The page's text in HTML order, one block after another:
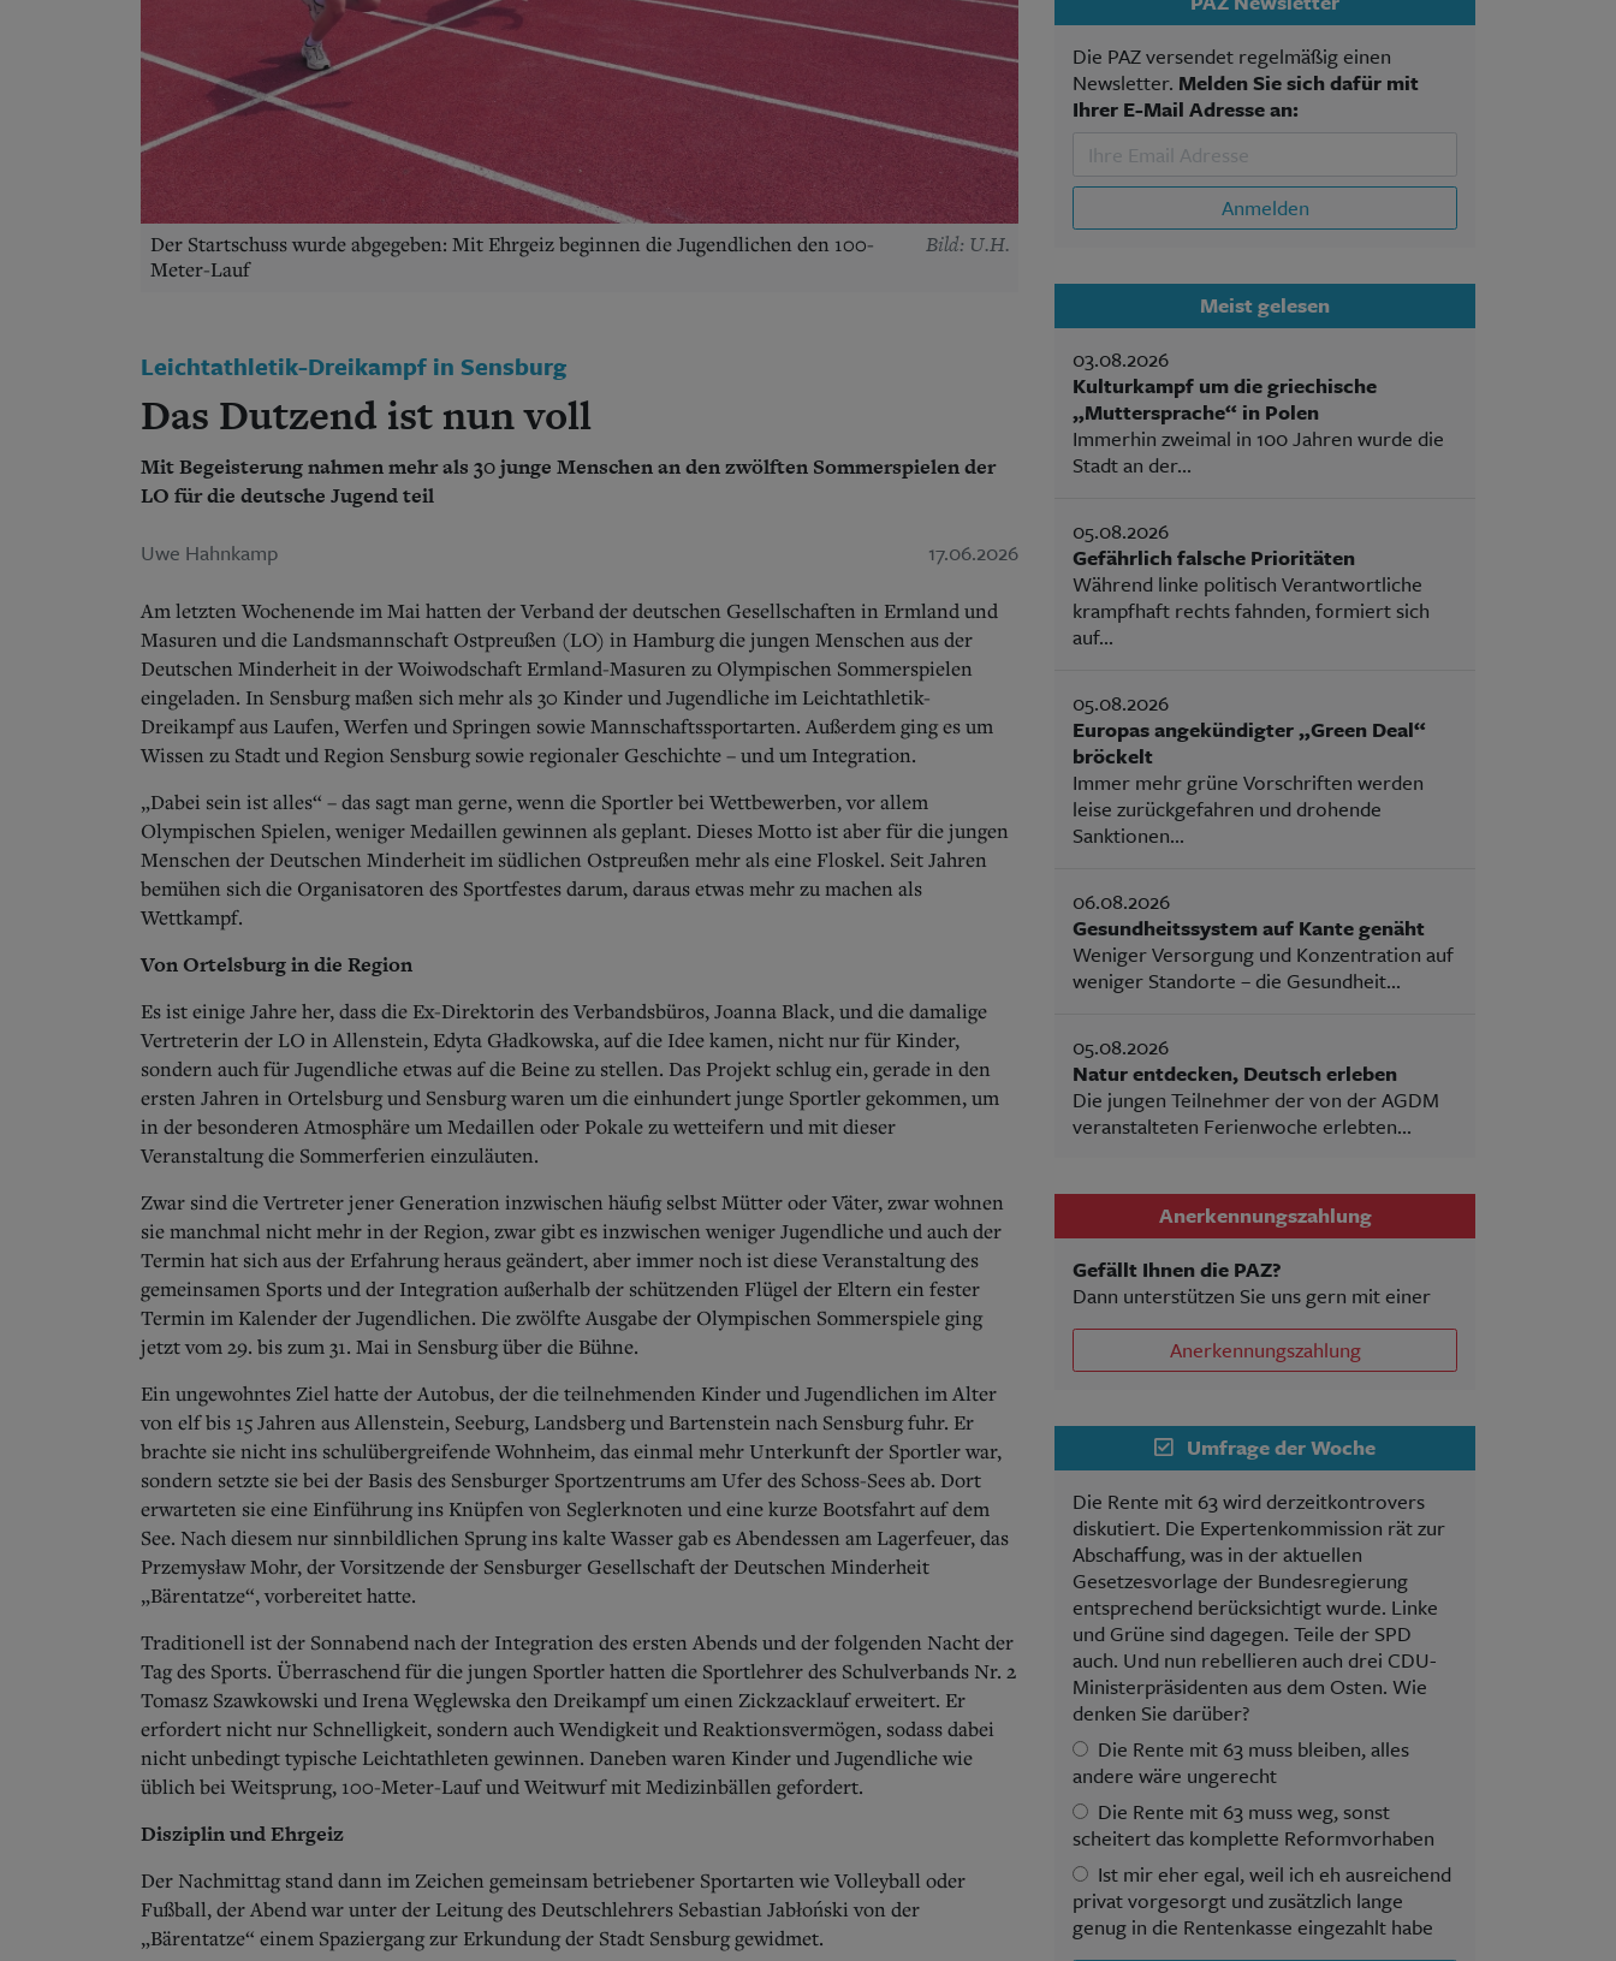
Bild: U.H.
Der Startschuss wurde abgegeben: Mit Ehrgeiz beginnen die Jugendlichen den 100-
Meter-Lauf
Leichtathletik-Dreikampf in Sensburg
Das Dutzend ist nun voll
Mit Begeisterung nahmen mehr als 30 junge Menschen an den zwölften Sommerspielen der
LO für die deutsche Jugend teil
Uwe Hahnkamp 17.06.2026
Am letzten Wochenende im Mai hatten der Verband der deutschen Gesellschaften in Ermland und
Masuren und die Landsmannschaft Ostpreußen (LO) in Hamburg die jungen Menschen aus der
Deutschen Minderheit in der Woiwodschaft Ermland-Masuren zu Olympischen Sommerspielen
eingeladen. In Sensburg maßen sich mehr als 30 Kinder und Jugendliche im Leichtathletik-
Dreikampf aus Laufen, Werfen und Springen sowie Mannschaftssportarten. Außerdem ging es um
Wissen zu Stadt und Region Sensburg sowie regionaler Geschichte – und um Integration.
„Dabei sein ist alles“ – das sagt man gerne, wenn die Sportler bei Wettbewerben, vor allem
Olympischen Spielen, weniger Medaillen gewinnen als geplant. Dieses Motto ist aber für die jungen
Menschen der Deutschen Minderheit im südlichen Ostpreußen mehr als eine Floskel. Seit Jahren
bemühen sich die Organisatoren des Sportfestes darum, daraus etwas mehr zu machen als
Wettkampf.
Von Ortelsburg in die Region
Es ist einige Jahre her, dass die Ex-Direktorin des Verbandsbüros, Joanna Black, und die damalige
Vertreterin der LO in Allenstein, Edyta Gładkowska, auf die Idee kamen, nicht nur für Kinder,
sondern auch für Jugendliche etwas auf die Beine zu stellen. Das Projekt schlug ein, gerade in den
ersten Jahren in Ortelsburg und Sensburg waren um die einhundert junge Sportler gekommen, um
in der besonderen Atmosphäre um Medaillen oder Pokale zu wetteifern und mit dieser
Veranstaltung die Sommerferien einzuläuten.
Zwar sind die Vertreter jener Generation inzwischen häufig selbst Mütter oder Väter, zwar wohnen
sie manchmal nicht mehr in der Region, zwar gibt es inzwischen weniger Jugendliche und auch der
Termin hat sich aus der Erfahrung heraus geändert, aber immer noch ist diese Veranstaltung des
gemeinsamen Sports und der Integration außerhalb der schützenden Flügel der Eltern ein fester
Termin im Kalender der Jugendlichen. Die zwölfte Ausgabe der Olympischen Sommerspiele ging
jetzt vom 29. bis zum 31. Mai in Sensburg über die Bühne.
Ein ungewohntes Ziel hatte der Autobus, der die teilnehmenden Kinder und Jugendlichen im Alter
von elf bis 15 Jahren aus Allenstein, Seeburg, Landsberg und Bartenstein nach Sensburg fuhr. Er
brachte sie nicht ins schulübergreifende Wohnheim, das einmal mehr Unterkunft der Sportler war,
sondern setzte sie bei der Basis des Sensburger Sportzentrums am Ufer des Schoss-Sees ab. Dort
erwarteten sie eine Einführung ins Knüpfen von Seglerknoten und eine kurze Bootsfahrt auf dem
See. Nach diesem nur sinnbildlichen Sprung ins kalte Wasser gab es Abendessen am Lagerfeuer, das
Przemysław Mohr, der Vorsitzende der Sensburger Gesellschaft der Deutschen Minderheit
„Bärentatze“, vorbereitet hatte.
Traditionell ist der Sonnabend nach der Integration des ersten Abends und der folgenden Nacht der
Tag des Sports. Überraschend für die jungen Sportler hatten die Sportlehrer des Schulverbands Nr. 2
Tomasz Szawkowski und Irena Węglewska den Dreikampf um einen Zickzacklauf erweitert. Er
erfordert nicht nur Schnelligkeit, sondern auch Wendigkeit und Reaktionsvermögen, sodass dabei
nicht unbedingt typische Leichtathleten gewinnen. Daneben waren Kinder und Jugendliche wie
üblich bei Weitsprung, 100-Meter-Lauf und Weitwurf mit Medizinbällen gefordert.
Disziplin und Ehrgeiz
Der Nachmittag stand dann im Zeichen gemeinsam betriebener Sportarten wie Volleyball oder
Fußball, der Abend war unter der Leitung des Deutschlehrers Sebastian Jabłoński von der
„Bärentatze“ einem Spaziergang zur Erkundung der Stadt Sensburg gewidmet.
Die PAZ versendet regelmäßig einen
Newsletter. Melden Sie sich dafür mit
Ihrer E-Mail Adresse an:
Anmelden
Meist gelesen
03.08.2026
Kulturkampf um die griechische
„Muttersprache“ in Polen
Immerhin zweimal in 100 Jahren wurde die
Stadt an der...
05.08.2026
Gefährlich falsche Prioritäten
Während linke politisch Verantwortliche
krampfhaft rechts fahnden, formiert sich
auf...
05.08.2026
Europas angekündigter „Green Deal“
bröckelt
Immer mehr grüne Vorschriften werden
leise zurückgefahren und drohende
Sanktionen...
06.08.2026
Gesundheitssystem auf Kante genäht
Weniger Versorgung und Konzentration auf
weniger Standorte – die Gesundheit...
05.08.2026
Natur entdecken, Deutsch erleben
Die jungen Teilnehmer der von der AGDM
veranstalteten Ferienwoche erlebten...
Anerkennungszahlung
Gefällt Ihnen die PAZ?
Dann unterstützen Sie uns gern mit einer
Anerkennungszahlung
Umfrage der Woche
Die Rente mit 63 wird derzeitkontrovers
diskutiert. Die Expertenkommission rät zur
Abschaffung, was in der aktuellen
Gesetzesvorlage der Bundesregierung
entsprechend berücksichtigt wurde. Linke
und Grüne sind dagegen. Teile der SPD
auch. Und nun rebellieren auch drei CDU-
Ministerpräsidenten aus dem Osten. Wie
denken Sie darüber?
Die Rente mit 63 muss bleiben, alles
andere wäre ungerecht
Die Rente mit 63 muss weg, sonst
scheitert das komplette Reformvorhaben
Ist mir eher egal, weil ich eh ausreichend
privat vorgesorgt und zusätzlich lange
genug in die Rentenkasse eingezahlt habe